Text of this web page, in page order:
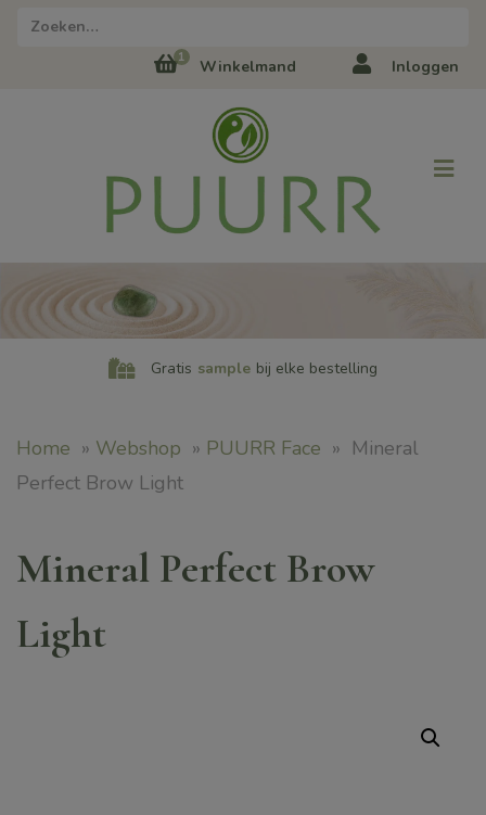
1 Winkelmand Inloggen
Gratis sample bij elke bestelling
Home » Webshop » PUURR Face » Mineral
Perfect Brow Light
Mineral Perfect Brow
Light